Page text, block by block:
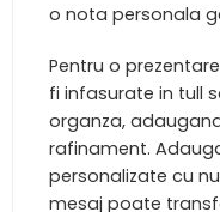
o nota personala
Pentru o
fi infasurate in tull
organza,
rafinament.
personalizate cu
mesaj poate